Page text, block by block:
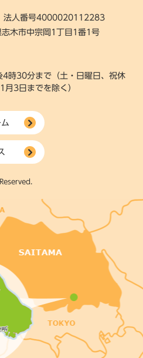
法人番号4000020112283
木市中宗岡1丁目1番1号
時30分まで（土・日曜日、祝休
3日までを除く）